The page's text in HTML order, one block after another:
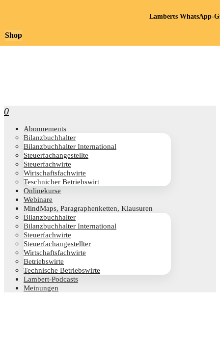
0
Abon­ne­ments
Bilanz­buch­hal­ter
Bilanz­buch­hal­ter International
Steu­er­fach­an­ge­stell­te
Steu­er­fach­wir­te
Wirt­schafts­fach­wir­te
Teschni­cher Betriebswirt
Online­kur­se
Web­i­na­re
Mind­Maps, Para­gra­phen­ket­ten, Klausuren
Bilanz­buch­hal­ter
Bilanz­buch­hal­ter International
Steu­er­fach­wir­te
Steu­er­fach­an­ge­stell­ter
Wirt­schafts­fach­wir­te
Betriebs­wir­te
Tech­ni­sche Betriebswirte
Lam­­bert-Pod­­casts
Mei­nun­gen
Shop
Lamberts WhatsApp-